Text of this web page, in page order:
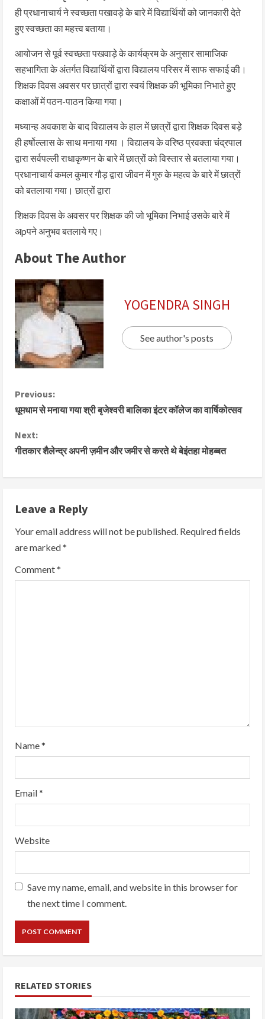
ही प्रधानाचार्य ने स्वच्छता पखावड़े के बारे में विद्यार्थियों को जानकारी देते
हुए स्वच्छता का महत्त्व बताया।
आयोजन से पूर्व स्वच्छता पखवाड़े के कार्यक्रम के अनुसार सामाजिक
सहभागिता के अंतर्गत विद्यार्थियों द्वारा विद्यालय परिसर में साफ सफाई की।
शिक्षक दिवस अवसर पर छात्रों द्वारा स्वयं शिक्षक की भूमिका निभाते हुए
कक्षाओं में पठन-पाठन किया गया।
मध्यान्ह अवकाश के बाद विद्यालय के हाल में छात्रों द्वारा शिक्षक दिवस बड़े
ही हर्षोल्लास के साथ मनाया गया । विद्यालय के वरिष्ठ प्रवक्ता चंद्रपाल
द्वारा सर्वपल्ली राधाकृष्णन के बारे में छात्रों को विस्तार से बतलाया गया।
प्रधानाचार्य कमल कुमार गौड़ द्वारा जीवन में गुरु के महत्व के बारे में छात्रों
को बतलाया गया। छात्रों द्वारा
शिक्षक दिवस के अवसर पर शिक्षक की जो भूमिका निभाई उसके बारे में
अpपने अनुभव बतलाये गए।
About The Author
YOGENDRA SINGH
See author's posts
Previous:
धूमधाम से मनाया गया श्री बृजेश्वरी बालिका इंटर कॉलेज का वार्षिकोत्सव
Next:
गीतकार शैलेन्द्र अपनी ज़मीन और जमीर से करते थे बेइंतहा मोहब्बत
Leave a Reply
Your email address will not be published. Required fields
are marked*
Comment*
Name*
Email*
Website
Save my name, email, and website in this browser for
the next time I comment.
RELATED STORIES